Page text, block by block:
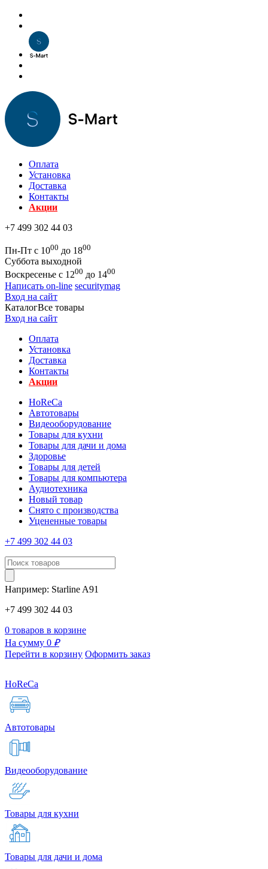
Оплата
Установка
Доставка
Контакты
Акции
+7 499 302 44 03
Пн-Пт с 1000 до 1800
Суббота выходной
Воскресенье с 1200 до 1400
Написать on-line securitymag
Вход на сайт
КаталогВсе товары
Вход на сайт
Оплата
Установка
Доставка
Контакты
Акции
HoReCa
Автотовары
Видеооборудование
Товары для кухни
Товары для дачи и дома
Здоровье
Товары для детей
Товары для компьютера
Аудиотехника
Новый товар
Снято с производства
Уцененные товары
+7 499 302 44 03
Например: Starline A91
+7 499 302 44 03
0 товаров в корзине
На сумму 0 ₽
Перейти в корзину Оформить заказ
HoReCa
Автотовары
Видеооборудование
Товары для кухни
Товары для дачи и дома